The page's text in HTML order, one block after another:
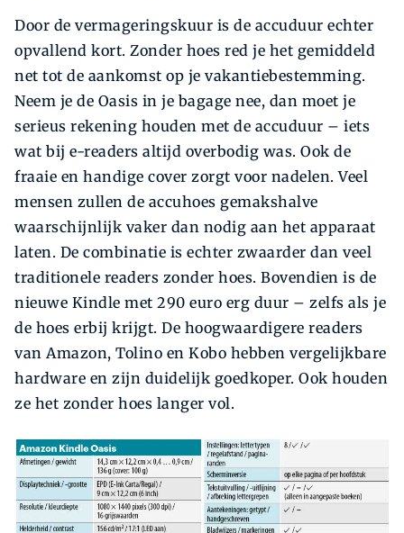
Door de vermageringskuur is de accuduur echter
opvallend kort. Zonder hoes red je het gemiddeld
net tot de aankomst op je vakantiebestemming.
Neem je de Oasis in je bagage nee, dan moet je
serieus rekening houden met de accuduur – iets
wat bij e-readers altijd overbodig was. Ook de
fraaie en handige cover zorgt voor nadelen. Veel
mensen zullen de accuhoes gemakshalve
waarschijnlijk vaker dan nodig aan het apparaat
laten. De combinatie is echter zwaarder dan veel
traditionele readers zonder hoes. Bovendien is de
nieuwe Kindle met 290 euro erg duur – zelfs als je
de hoes erbij krijgt. De hoogwaardigere readers
van Amazon, Tolino en Kobo hebben vergelijkbare
hardware en zijn duidelijk goedkoper. Ook houden
ze het zonder hoes langer vol.